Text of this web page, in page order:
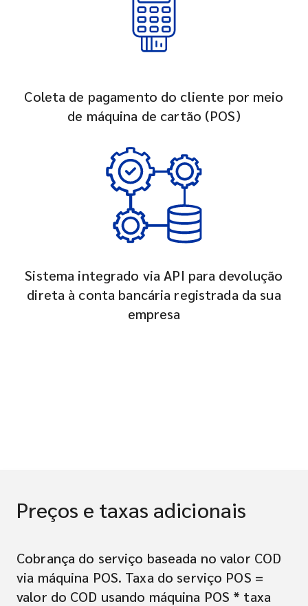
Coleta de pagamento do cliente por meio
de máquina de cartão (POS)
Sistema integrado via API para devolução
direta à conta bancária registrada da sua
empresa
Preços e taxas adicionais
Cobrança do serviço baseada no valor COD
via máquina POS. Taxa do serviço POS =
valor do COD usando máquina POS * taxa